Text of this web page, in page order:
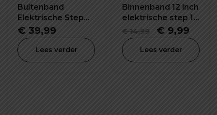
Buitenband
Elektrische Step
14X5.00-6.5 inch
€ 39,99
Lees verder
Binnenband 12 inch
elektrische step 12
1/2 X 2
€14,99
prijs
was:
€ 9,99
prijs
is:
Lees verder